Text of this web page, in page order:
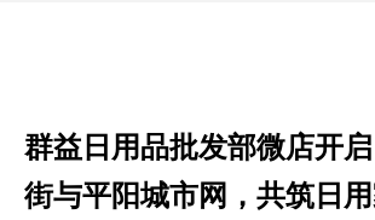
群益日用品批发部微店开
街与平阳城市网，共筑日